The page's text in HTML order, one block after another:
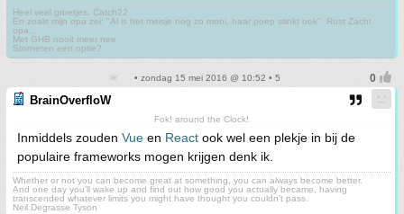
Heel veel groetjes, Catch22
En zoals mijn opa zei: "Al is het meisje nog zo mooi, haar poep stinkt ook". Rust Zacht
opa..
Met GHB nooit meer nee
Storneren een optie?
• zondag 15 mei 2016 @ 10:52 • 5
BrainOverfloW
Fok! around the Clock!
Inmiddels zouden Vue en React ook wel een plekje in bij de
populaire frameworks mogen krijgen denk ik.
Whether or not you can become great at something, you can always become better.
And one day you'll wake up and find out how good you actually became, having
transcended whatever limits you might have thought you couldn't pass.
Neil Degrasse Tyson